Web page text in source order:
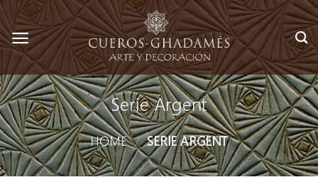
Skip
to
content
Serie Argent
HOME / SERIE ARGENT